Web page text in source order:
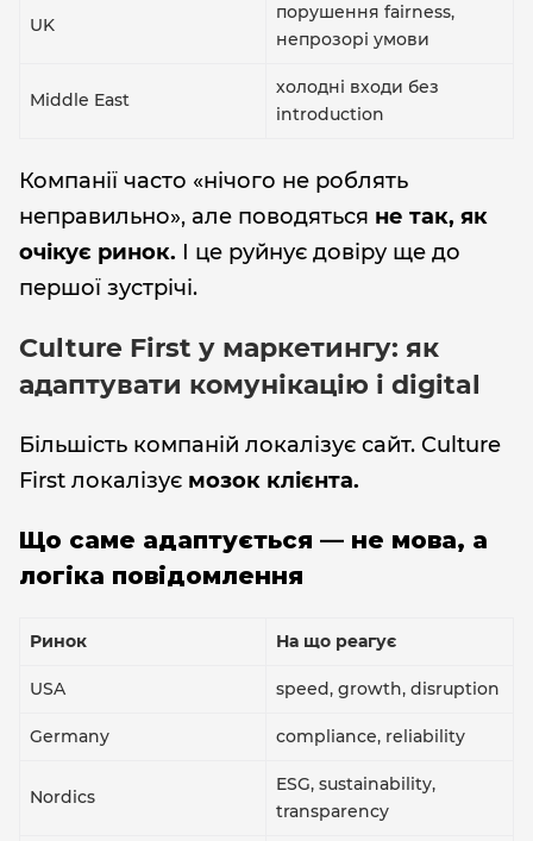
UK
порушення fairness,
непрозорі умови
Middle East
холодні входи без
introduction
Компанії часто «нічого не роблять
неправильно», але поводяться не так, як
очікує ринок. І це руйнує довіру ще до
першої зустрічі.
Culture First у маркетингу: як
адаптувати комунікацію і digital
Більшість компаній локалізує сайт. Culture
First локалізує мозок клієнта.
Що саме адаптується — не мова, а
логіка повідомлення
Ринок На що реагує
USA speed, growth, disruption
Germany compliance, reliability
Nordics
ESG, sustainability,
transparency